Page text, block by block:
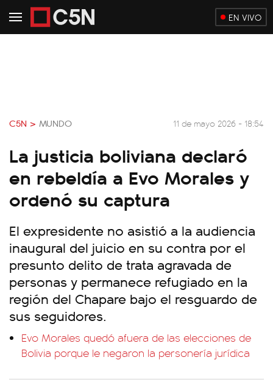
EN VIVO
C5N > MUNDO 11 de mayo 2026 - 18:54
La justicia boliviana declaró
en rebeldía a Evo Morales y
ordenó su captura
El expresidente no asistió a la audiencia
inaugural del juicio en su contra por el
presunto delito de trata agravada de
personas y permanece refugiado en la
región del Chapare bajo el resguardo de
sus seguidores.
Evo Morales quedó afuera de las elecciones de
Bolivia porque le negaron la personería jurídica